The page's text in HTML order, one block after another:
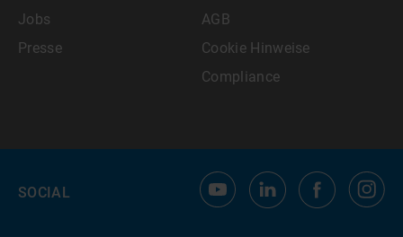
Jobs
Presse
AGB
Cookie Hinweise
Compliance
SOCIAL